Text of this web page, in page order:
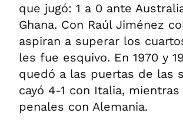
que jugó: 1 a 0 ante
Ghana. Con Raúl Jiménez
aspiran a superar los
les fue esquivo. En 1970 y
quedó a las puertas de las
cayó 4-1 con Italia,
penales con Alemania.